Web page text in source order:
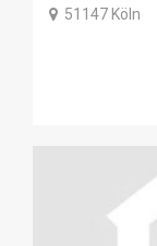
51147 Köln